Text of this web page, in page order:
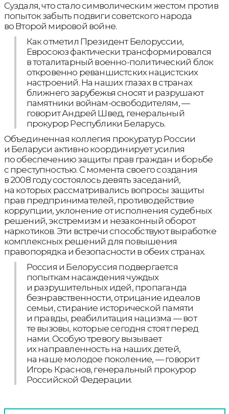
Суздаля, что стало символическим жестом против
попыток забыть подвиги советского народа
во Второй мировой войне.
Как отметил Президент Белоруссии,
Евросоюз фактически трансформировался
в тоталитарный военно-политический блок
откровенно реваншистских нацистских
настроений. На наших глазах в странах
ближнего зарубежья сносят и разрушают
памятники войнам-освободителям, —
говорит Андрей Швед, генеральный
прокурор Республики Беларусь.
Объединенная коллегия прокуратур России
и Беларуси активно координирует усилия
по обеспечению защиты прав граждан и борьбе
с преступностью. С момента своего создания
в 2008 году состоялось девять заседаний,
на которых рассматривались вопросы защиты
прав предпринимателей, противодействие
коррупции, уклонение от исполнения судебных
решений, экстремизм и незаконный оборот
наркотиков. Эти встречи способствуют выработке
комплексных решений для повышения
правопорядка и безопасности в обеих странах.
Россия и Белоруссия подвергается
попыткам насаждения чуждых
и разрушительных идей, пропаганда
безнравственности, отрицание идеалов
семьи, стирание исторической памяти
и правды, реабилитация нацизма — вот
те вызовы, которые сегодня стоят перед
нами. Особую тревогу вызывает
их направленность на наших детей,
на наше молодое поколение, — говорит
Игорь Краснов, генеральный прокурор
Российской Федерации.